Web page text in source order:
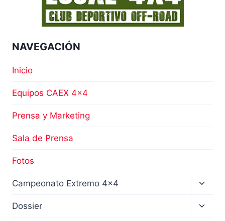
NAVEGACIÓN
Inicio
Equipos CAEX 4×4
Prensa y Marketing
Sala de Prensa
Fotos
Campeonato Extremo 4×4
hijo
Dossier